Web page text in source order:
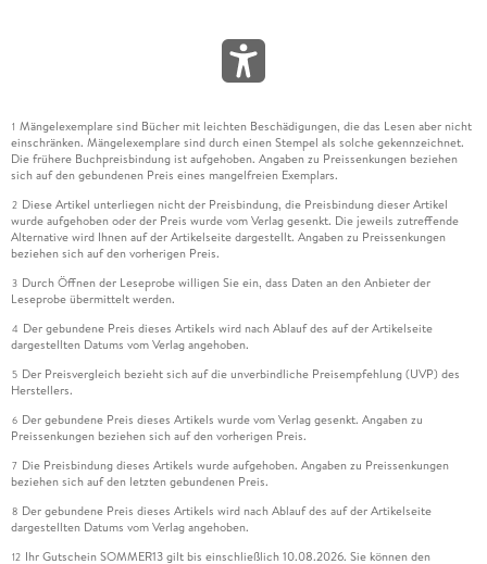
1 Mängelexemplare sind Bücher mit leichten Beschädigungen, die das Lesen aber nicht
einschränken. Mängelexemplare sind durch einen Stempel als solche gekennzeichnet.
Die frühere Buchpreisbindung ist aufgehoben. Angaben zu Preissenkungen beziehen
sich auf den gebundenen Preis eines mangelfreien Exemplars.
2 Diese Artikel unterliegen nicht der Preisbindung, die Preisbindung dieser Artikel
wurde aufgehoben oder der Preis wurde vom Verlag gesenkt. Die jeweils zutreffende
Alternative wird Ihnen auf der Artikelseite dargestellt. Angaben zu Preissenkungen
beziehen sich auf den vorherigen Preis.
3 Durch Öffnen der Leseprobe willigen Sie ein, dass Daten an den Anbieter der
Leseprobe übermittelt werden.
4 Der gebundene Preis dieses Artikels wird nach Ablauf des auf der Artikelseite
dargestellten Datums vom Verlag angehoben.
5 Der Preisvergleich bezieht sich auf die unverbindliche Preisempfehlung (UVP) des
Herstellers.
6 Der gebundene Preis dieses Artikels wurde vom Verlag gesenkt. Angaben zu
Preissenkungen beziehen sich auf den vorherigen Preis.
7 Die Preisbindung dieses Artikels wurde aufgehoben. Angaben zu Preissenkungen
beziehen sich auf den letzten gebundenen Preis.
8 Der gebundene Preis dieses Artikels wird nach Ablauf des auf der Artikelseite
dargestellten Datums vom Verlag angehoben.
12 Ihr Gutschein SOMMER13 gilt bis einschließlich 10.08.2026. Sie können den